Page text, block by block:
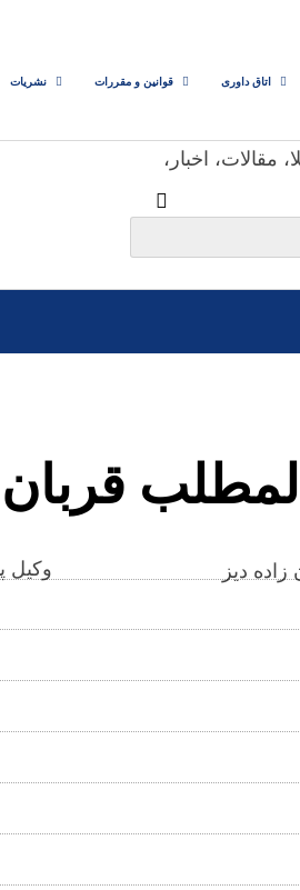
اتاق داوری قوانین و مقررات نشریات
مقالات، اخبار،
قربان
دیز وکیل